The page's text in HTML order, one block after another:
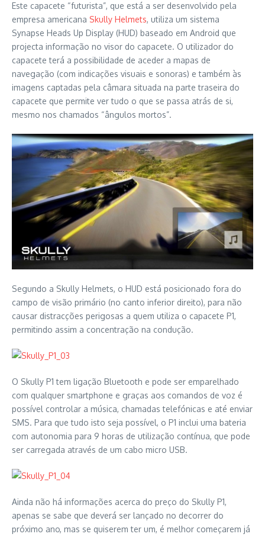
Este capacete “futurista”, que está a ser desenvolvido pela
empresa americana Skully Helmets, utiliza um sistema
Synapse Heads Up Display (HUD) baseado em Android que
projecta informação no visor do capacete. O utilizador do
capacete terá a possibilidade de aceder a mapas de
navegação (com indicações visuais e sonoras) e também às
imagens captadas pela câmara situada na parte traseira do
capacete que permite ver tudo o que se passa atrás de si,
mesmo nos chamados “ângulos mortos”.
Segundo a Skully Helmets, o HUD está posicionado fora do
campo de visão primário (no canto inferior direito), para não
causar distracções perigosas a quem utiliza o capacete P1,
permitindo assim a concentração na condução.
O Skully P1 tem ligação Bluetooth e pode ser emparelhado
com qualquer smartphone e graças aos comandos de voz é
possível controlar a música, chamadas telefónicas e até enviar
SMS. Para que tudo isto seja possível, o P1 inclui uma bateria
com autonomia para 9 horas de utilização contínua, que pode
ser carregada através de um cabo micro USB.
Ainda não há informações acerca do preço do Skully P1,
apenas se sabe que deverá ser lançado no decorrer do
próximo ano, mas se quiserem ter um, é melhor começarem já